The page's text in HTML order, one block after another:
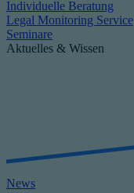
Individuelle Beratung
Legal Monitoring Service
Seminare
Aktuelles & Wissen
News